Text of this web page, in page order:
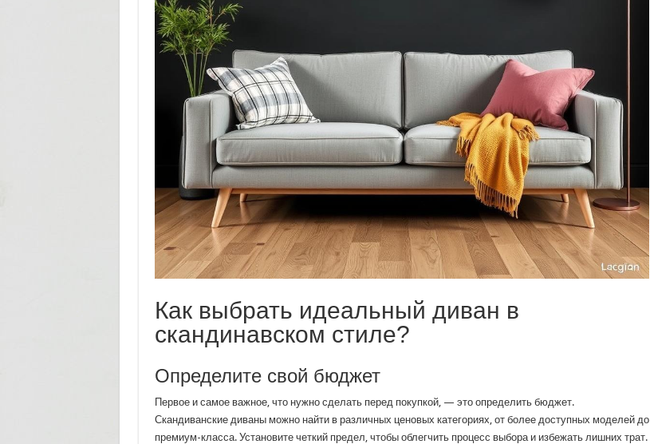
Как выбрать идеальный диван в
скандинавском стиле?
Определите свой бюджет
Первое и самое важное, что нужно сделать перед покупкой, — это определить бюджет.
Скандиванские диваны можно найти в различных ценовых категориях, от более доступных моделей до
премиум-класса. Установите четкий предел, чтобы облегчить процесс выбора и избежать лишних трат.